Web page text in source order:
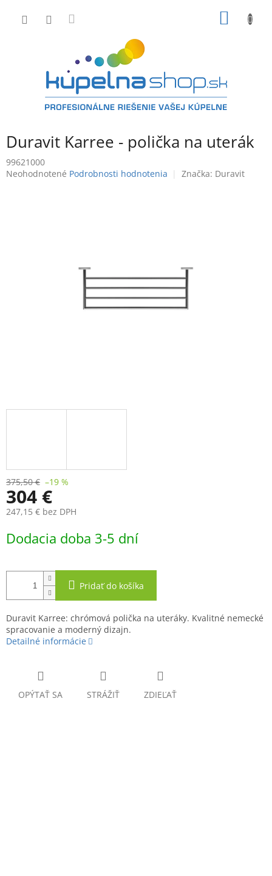
Duravit Karree - polička na uterák
99621000
Priemerné
Neohodnotené Podrobnosti hodnotenia Značka: Duravit
375,50 € –19 %
304 €
247,15 € bez DPH
cena:
Dodacia doba 3-5 dní
Pridať do košíka
Duravit Karree: chrómová polička na uteráky. Kvalitné nemecké
spracovanie a moderný dizajn.
Detailné informácie
OPÝTAŤ SA STRÁŽIŤ ZDIEĽAŤ